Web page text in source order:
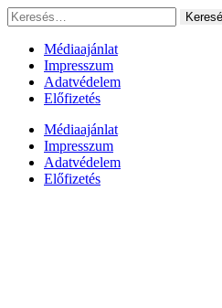
Ugrás
a
tartalomhoz
Keresés:
Médiaajánlat
Impresszum
Adatvédelem
Előfizetés
Médiaajánlat
Impresszum
Adatvédelem
Előfizetés